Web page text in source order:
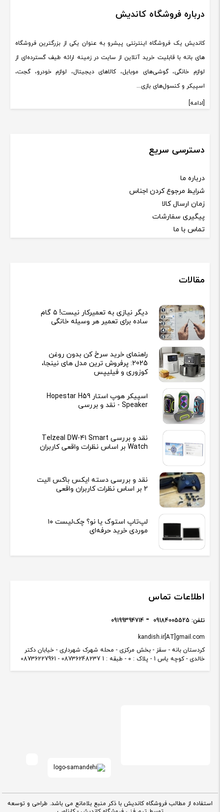
درباره فروشگاه کاندیش
کاندیش یک فروشگاه اینترنتی پیشرو به عنوان یکی از بزرگترین فروشگاه
های بانه با قابلیت خرید آنلاین از سایت در زمینه ارائه طیف گسترده‌ای از
لوازم خانگی، گوشی‌های موبایل، کالاهای دیجیتال، لوازم خودرو، گجت،
اسپیکر و کنسول‌های بازی...
[ادامه]
دسترسی سریع
درباره ما
شرایط مرجوع کردن اجناس
زمان ارسال کالا
پیگیری سفارشات
تماس با ما
مقالات
دیگر نیازی به تعمیرکار نیست! ۵ گام
ساده برای تعمیر هر وسیله خانگی
راهنمای خرید سرخ کن بدون روغن
2025: پرفروش ترین مدل های نینجا،
کوزوری و فیلیپس
اسپیکر هوپ استار Hopestar H59
Speaker - نقد و بررسی
نقد و بررسی Telzeal DW-41 Smart
Watch بر اساس نظرات واقعی کاربران
نقد و بررسی دسته ایکس باکس الیت
2 بر اساس نظرات کاربران واقعی
لپ‌تاپ استوک یا نو؟ چک‌لیست ۱۰
موردی خرید حرفه‌ای
اطلاعات تماس
کردستان بانه - سقز - بخش مرکزی - محله شهرک شهرداری - خیابان دکتر
خالدی - کوچه یاس 1 - پلاک : 0 - طبقه : 1 08736248237 - 08736227961
kandish.ir[AT]gmail.com
تلفن: 09184005525
09199394714
استفاده از مطالب فروشگاه کاندیش با ذکر منبع بلامانع می باشد. طراحی و توسعه